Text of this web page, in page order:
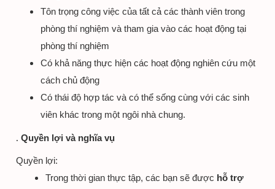
Tôn trọng công việc của tất cả các thành viên trong
phòng thí nghiệm và tham gia vào các hoạt động tại
phòng thí nghiệm
Có khả năng thực hiện các hoạt động nghiên cứu một
cách chủ động
Có thái độ hợp tác và có thể sống cùng với các sinh
viên khác trong một ngôi nhà chung.
Quyền lợi và nghĩa vụ
Quyền lợi:
Trong thời gian thực tập, các bạn sẽ được hỗ trợ